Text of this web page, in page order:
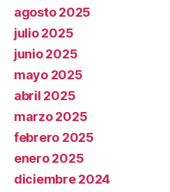
agosto 2025
julio 2025
junio 2025
mayo 2025
abril 2025
marzo 2025
febrero 2025
enero 2025
diciembre 2024